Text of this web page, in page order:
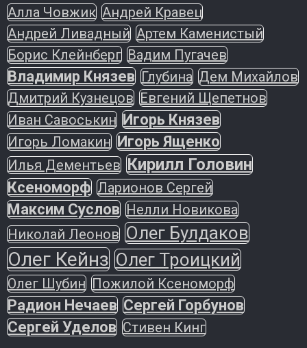
Алла Човжик Андрей Кравец
Андрей Ливадный Артем Каменистый
Борис Клейнберг Вадим Пугачев
Владимир Князев Глубина Дем Михайлов
Дмитрий Кузнецов Евгений Щепетнов
Иван Савоськин Игорь Князев
Игорь Ломакин Игорь Ященко
Илья Дементьев Кирилл Головин
Ксеноморф Ларионов Сергей
Максим Суслов Нелли Новикова
Николай Леонов Олег Булдаков
Олег Кейнз Олег Троицкий
Олег Шубин Пожилой Ксеноморф
Радион Нечаев Сергей Горбунов
Сергей Уделов Стивен Кинг